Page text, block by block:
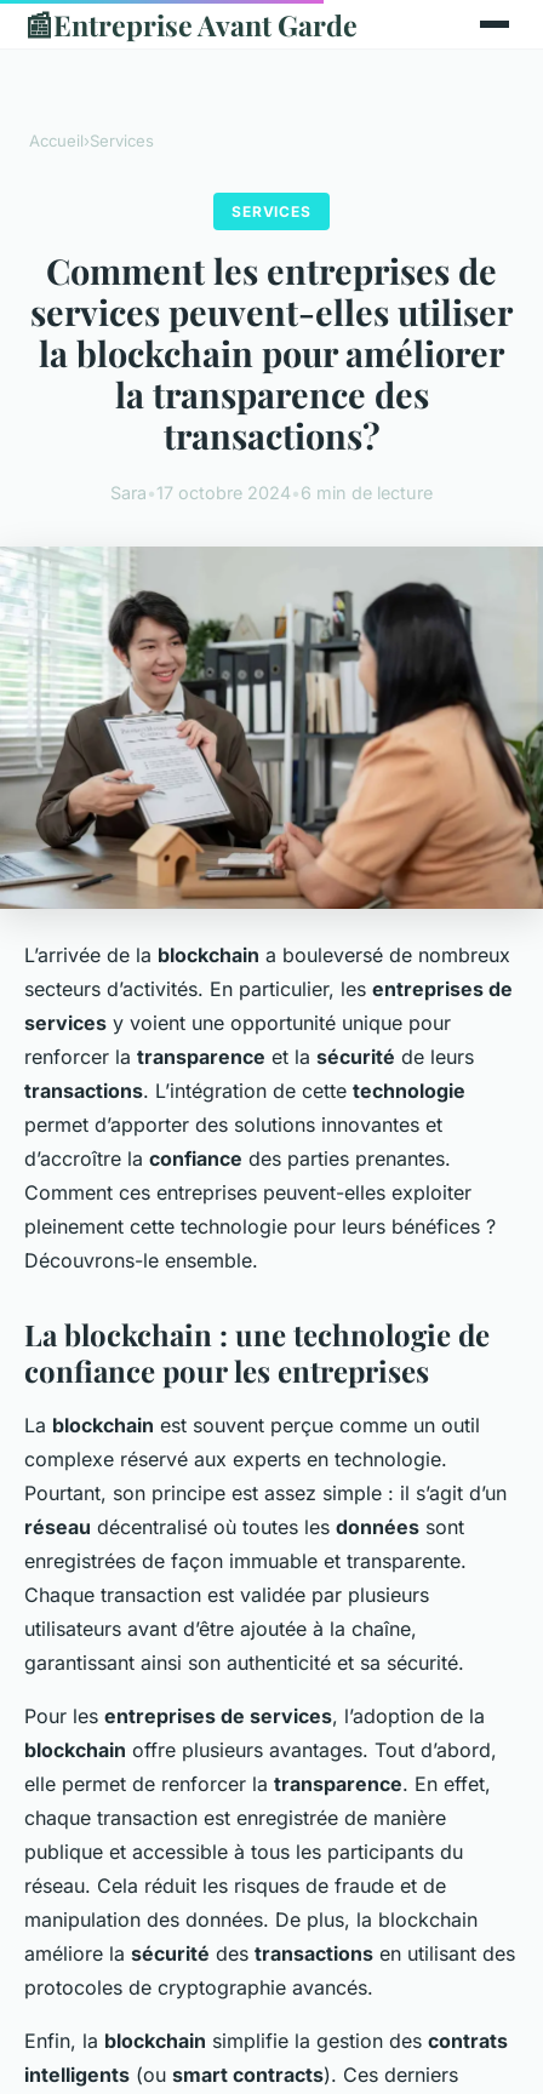
📰Entreprise Avant Garde
Accueil›Services
SERVICES
Comment les entreprises de
services peuvent-elles utiliser
la blockchain pour améliorer
la transparence des
transactions?
Sara•17 octobre 2024•6 min de lecture
L’arrivée de la blockchain a bouleversé de nombreux
secteurs d’activités. En particulier, les entreprises de
services y voient une opportunité unique pour
renforcer la transparence et la sécurité de leurs
transactions. L’intégration de cette technologie
permet d’apporter des solutions innovantes et
d’accroître la confiance des parties prenantes.
Comment ces entreprises peuvent-elles exploiter
pleinement cette technologie pour leurs bénéfices ?
Découvrons-le ensemble.
La blockchain : une technologie de
confiance pour les entreprises
La blockchain est souvent perçue comme un outil
complexe réservé aux experts en technologie.
Pourtant, son principe est assez simple : il s’agit d’un
réseau décentralisé où toutes les données sont
enregistrées de façon immuable et transparente.
Chaque transaction est validée par plusieurs
utilisateurs avant d’être ajoutée à la chaîne,
garantissant ainsi son authenticité et sa sécurité.
Pour les entreprises de services, l’adoption de la
blockchain offre plusieurs avantages. Tout d’abord,
elle permet de renforcer la transparence. En effet,
chaque transaction est enregistrée de manière
publique et accessible à tous les participants du
réseau. Cela réduit les risques de fraude et de
manipulation des données. De plus, la blockchain
améliore la sécurité des transactions en utilisant des
protocoles de cryptographie avancés.
Enfin, la blockchain simplifie la gestion des contrats
intelligents (ou smart contracts). Ces derniers